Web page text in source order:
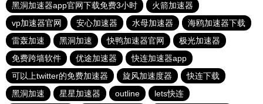
黑洞加速器app官网下载免费3小时
火箭加速器
vp加速器官网
安心加速器 水母加速器
海鸥加速器下载
雷轰加速
黑洞加速 快鸭加速器官网
极光加速器
免费跨墙软件
优途加速器
快连加速器app
可以上twitter的免费加速器
旋风加速度器
快连下载
黑洞加速
星星加速器 outline lets快连